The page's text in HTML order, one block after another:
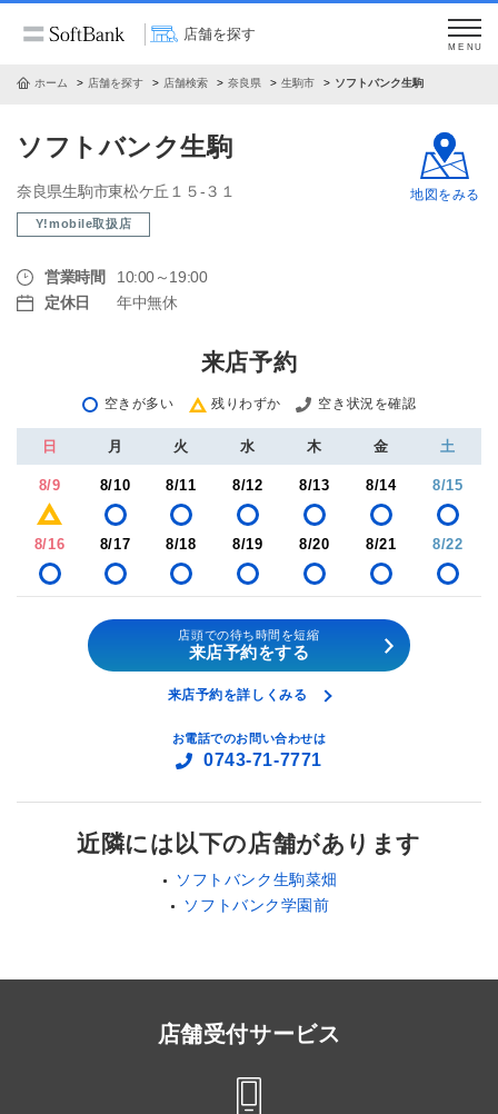
店舗を探す
MENU
ホーム 店舗を探す 店舗検索 奈良県 生駒市 ソフトバンク生駒
ソフトバンク生駒
奈良県生駒市東松ケ丘１５‐３１
Y!mobile取扱店
営業時間
10:00～19:00
定休日
年中無休
地図をみる
来店予約
空きが多い 残りわずか 空き状況を確認
日 月 火 水 木 金 土
8/9 8/10 8/11 8/12 8/13 8/14 8/15
8/16 8/17 8/18 8/19 8/20 8/21 8/22
店頭での待ち時間を短縮
来店予約をする
来店予約を詳しくみる
お電話でのお問い合わせは
0743-71-7771
近隣には以下の店舗があります
ソフトバンク生駒菜畑
ソフトバンク学園前
店舗受付サービス